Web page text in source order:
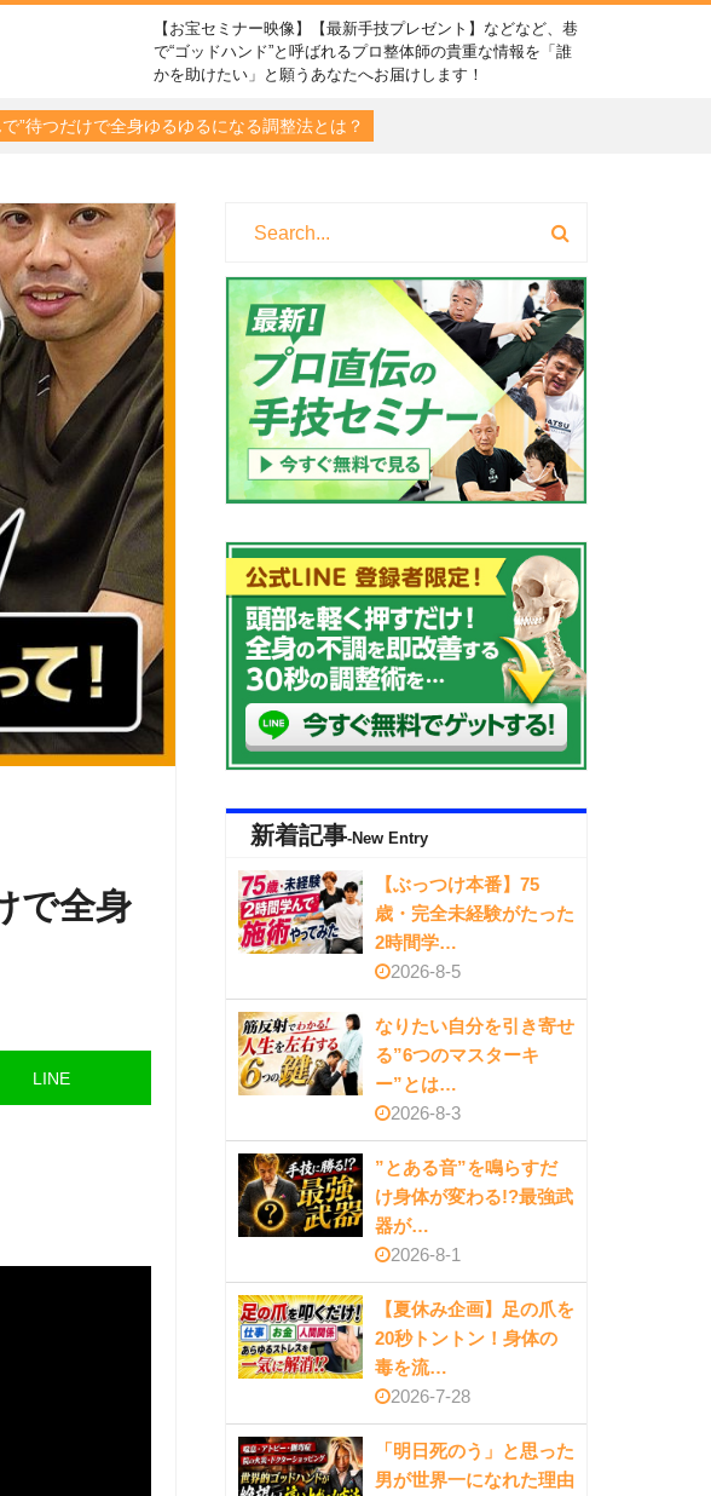
【お宝セミナー映像】【最新手技プレゼント】などなど、巷
で“ゴッドハンド”と呼ばれるプロ整体師の貴重な情報を「誰
かを助けたい」と願うあなたへお届けします！
で”待つだけで全身ゆるゆるになる調整法とは？
で全身
LINE
新着記事-New Entry
【ぶっつけ本番】75
歳・完全未経験がたった
2時間学…
2026-8-5
なりたい自分を引き寄せ
る”6つのマスターキ
ー”とは…
2026-8-3
”とある音”を鳴らすだ
け身体が変わる!?最強武
器が…
2026-8-1
【夏休み企画】足の爪を
20秒トントン！身体の
毒を流…
2026-7-28
「明日死のう」と思った
男が世界一になれた理由